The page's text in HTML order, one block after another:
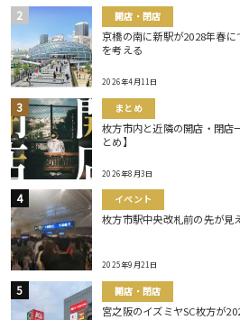
開店・閉店
京橋の南に新駅が2028年春
を考える
2026年4月11日
まとめ
枚方市内と近隣の開店・閉店
とめ】
2026年8月3日
イベント
枚方市駅中央改札前の先が見
2025年9月21日
開店・閉店
宮之阪のイズミヤSC枚方が